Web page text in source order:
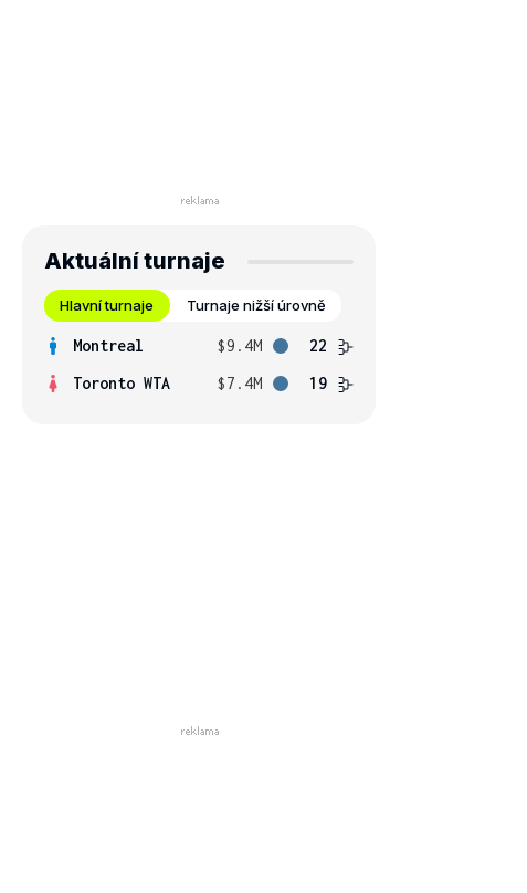
Aktuální turnaje
Hlavní turnaje Turnaje nižší úrovně
Montreal $9.4M
22
Toronto WTA
$7.4M 19